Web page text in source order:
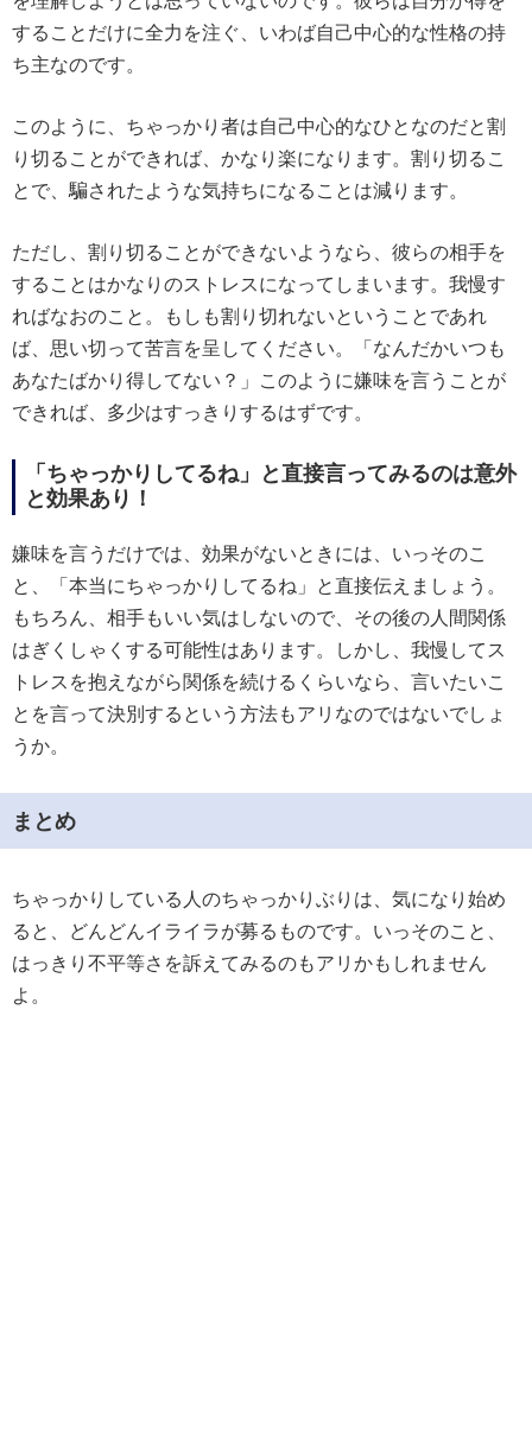
することだけに全力を注ぐ、いわば自己中心的な性格の持
ち主なのです。
このように、ちゃっかり者は自己中心的なひとなのだと割
り切ることができれば、かなり楽になります。割り切るこ
とで、騙されたような気持ちになることは減ります。
ただし、割り切ることができないようなら、彼らの相手を
することはかなりのストレスになってしまいます。我慢す
ればなおのこと。もしも割り切れないということであれ
ば、思い切って苦言を呈してください。「なんだかいつも
あなたばかり得してない？」このように嫌味を言うことが
できれば、多少はすっきりするはずです。
「ちゃっかりしてるね」と直接言ってみるのは意外
と効果あり！
嫌味を言うだけでは、効果がないときには、いっそのこ
と、「本当にちゃっかりしてるね」と直接伝えましょう。
もちろん、相手もいい気はしないので、その後の人間関係
はぎくしゃくする可能性はあります。しかし、我慢してス
トレスを抱えながら関係を続けるくらいなら、言いたいこ
とを言って決別するという方法もアリなのではないでしょ
うか。
まとめ
ちゃっかりしている人のちゃっかりぶりは、気になり始め
ると、どんどんイライラが募るものです。いっそのこと、
はっきり不平等さを訴えてみるのもアリかもしれません
よ。